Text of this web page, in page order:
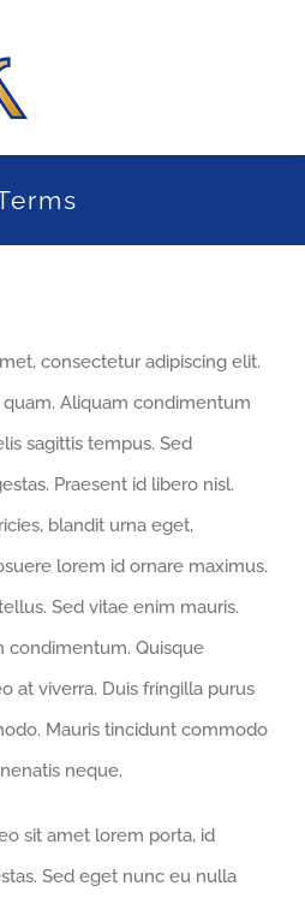
consectetur adipiscing elit.
Aliquam condimentum
sagittis tempus. Sed
Praesent id libero nisl.
blandit urna eget,
lorem id ornare maximus.
Sed vitae enim mauris.
condimentum. Quisque
at viverra. Duis fringilla purus
Mauris tincidunt commodo
neque.
sit amet lorem porta, id
Sed eget nunc eu nulla